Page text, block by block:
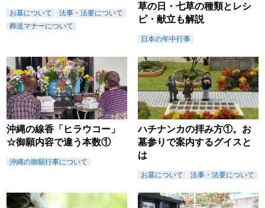
お墓について
法事・法要について
葬送マナーについて
草の日・七草の種類とレシ
ピ・献立も解説
日本の年中行事
沖縄の線香「ヒラウコー」
☆御願内容で違う本数①
沖縄の御願行事について
ハチナンカの拝み方①。お
墓参りで案内するグイスと
は
お墓について 法事・法要について